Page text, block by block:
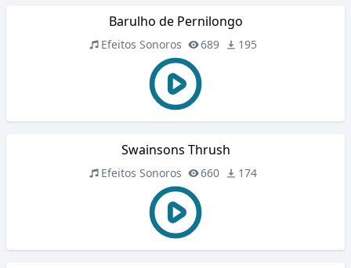
Barulho de Pernilongo
Efeitos Sonoros 689 195
Swainsons Thrush
Efeitos Sonoros 660 174